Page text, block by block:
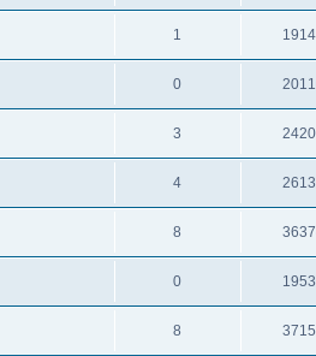
1
0
3
4
8
0
8